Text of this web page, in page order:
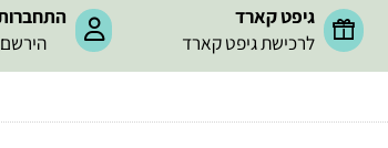
גיפט קארד
לרכישת גיפט קארד
התחברות
הירשם או